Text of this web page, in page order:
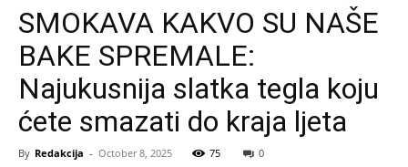
SMOKAVA KAKVO SU NAŠE
BAKE SPREMALE:
Najukusnija slatka tegla koju
ćete smazati do kraja ljeta
By Redakcija - October 8, 2025 75 0